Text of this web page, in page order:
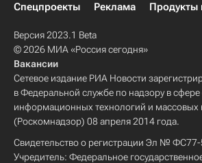
Спецпроекты
Реклама Продукты
Версия 2023.1 Beta
© 2026 МИА «Россия сегодня»
Вакансии
Сетевое издание РИА Новости
в Федеральной службе по надзору в сфере
информационных технологий и массовых
(Роскомнадзор) 08 апреля 2014 года.
Свидетельство о регистрации Эл №
Учредитель: Федеральное